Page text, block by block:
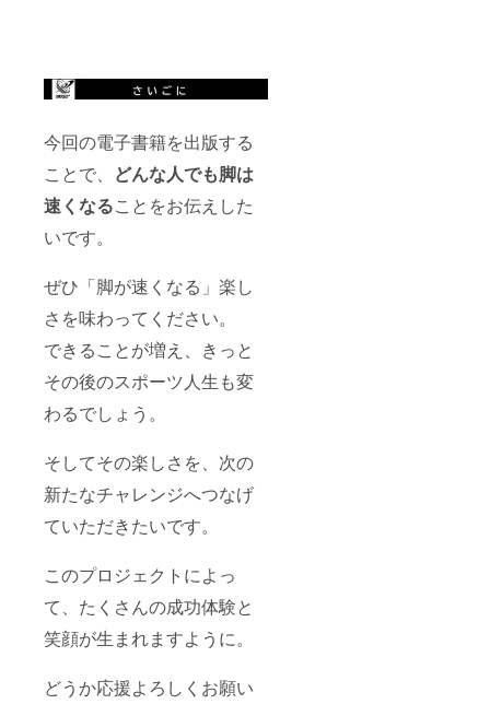
今回の電子書籍を出版する
ことで、 どんな人でも脚は
速くなることをお伝えした
いです。
ぜひ「脚が速くなる」楽し
さを味わってください。
できることが増え、きっと
その後のスポーツ人生も変
わるでしょう。
そしてその楽しさを、次の
新たなチャレンジへつなげ
ていただきたいです。
このプロジェクトによっ
て、たくさんの成功体験と
笑顔が生まれますように。
どうか応援よろしくお願い